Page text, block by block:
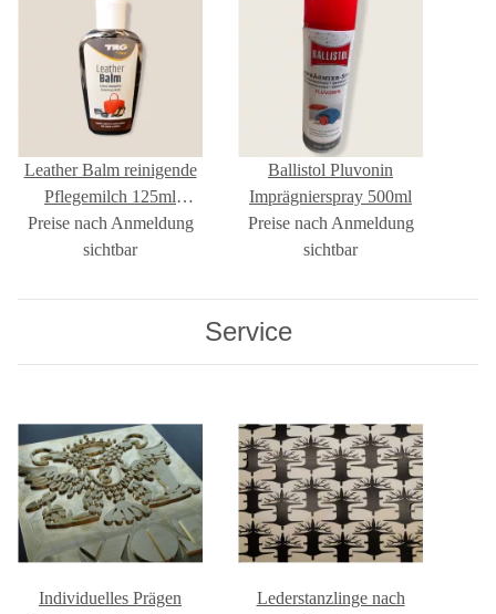
Leather Balm reinigende
Pflegemilch 125ml
schwarz
Preise nach Anmeldung
sichtbar
Ballistol Pluvonin
Imprägnierspray 500ml
Preise nach Anmeldung
sichtbar
Service
Individuelles Prägen
Lederstanzlinge nach